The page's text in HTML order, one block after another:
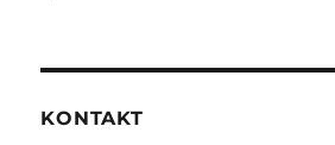
KONTAKT